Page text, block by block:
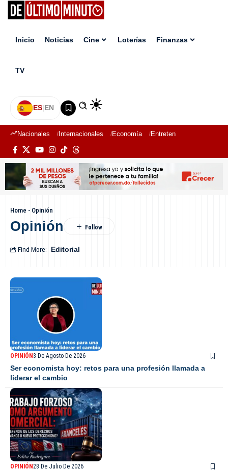
Inicio Noticias Cine Loterías Finanzas
TV
ES|EN
Nacionales Internacionales Economía Entretenimiento
Home - Opinión
Opinión
Find More: Editorial
OPINIÓN3 De Agosto De 2026
Ser economista hoy: retos para una profesión llamada a
liderar el cambio
OPINIÓN28 De Julio De 2026